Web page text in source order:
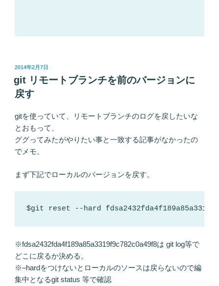
投
日:
2014年2月7日
git リモートブランチを前のバージョンに
戻す
gitを使っていて、リモートブランチのログを戻したいな
とおもって、
ググってみたがやりたい事と一致する記事がなかったの
でメモ。
まず下記でローカルのバージョンを戻す。
$git reset --hard
※fdsa2432fda4f189a85a3319f9c782c0a49f8は git log等で
どこに戻るか決める。
※–hardをつけないとローカルのソースは戻らないので編
集中となるgit status 等で確認